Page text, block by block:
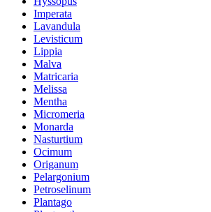
Imperata
Lavandula
Levisticum
Lippia
Malva
Matricaria
Melissa
Mentha
Micromeria
Monarda
Nasturtium
Ocimum
Origanum
Pelargonium
Petroselinum
Plantago